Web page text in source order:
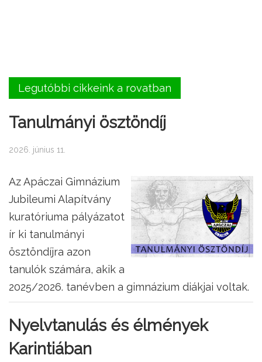
Legutóbbi cikkeink a rovatban
Tanulmányi ösztöndíj
2026. június 11.
Az Apáczai Gimnázium
Jubileumi Alapítvány
kuratóriuma pályázatot
ír ki tanulmányi
ösztöndíjra azon
tanulók számára, akik a
2025/2026. tanévben a gimnázium diákjai voltak.
Nyelvtanulás és élmények
Karintiában